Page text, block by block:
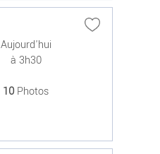
Aujourd'hui
à 3h30
10 Photos